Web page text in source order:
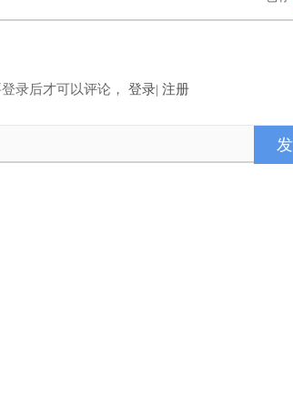
录后才可以评论， 登录| 注册